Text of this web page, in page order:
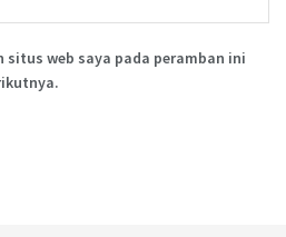
situs web saya pada peramban ini